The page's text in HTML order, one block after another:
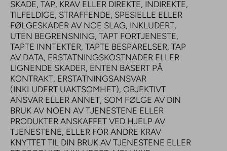
SKADE, TAP, KRAV ELLER DIREKTE, INDIREKTE,
TILFELDIGE, STRAFFENDE, SPESIELLE ELLER
FØLGESKADER AV NOE SLAG, INKLUDERT,
UTEN BEGRENSNING, TAPT FORTJENESTE,
TAPTE INNTEKTER, TAPTE BESPARELSER, TAP
AV DATA, ERSTATNINGSKOSTNADER ELLER
LIGNENDE SKADER, ENTEN BASERT PÅ
KONTRAKT, ERSTATNINGSANSVAR
(INKLUDERT UAKTSOMHET), OBJEKTIVT
ANSVAR ELLER ANNET, SOM FØLGE AV DIN
BRUK AV NOEN AV TJENESTENE ELLER
PRODUKTER ANSKAFFET VED HJELP AV
TJENESTENE, ELLER FOR ANDRE KRAV
KNYTTET TIL DIN BRUK AV TJENESTENE ELLER